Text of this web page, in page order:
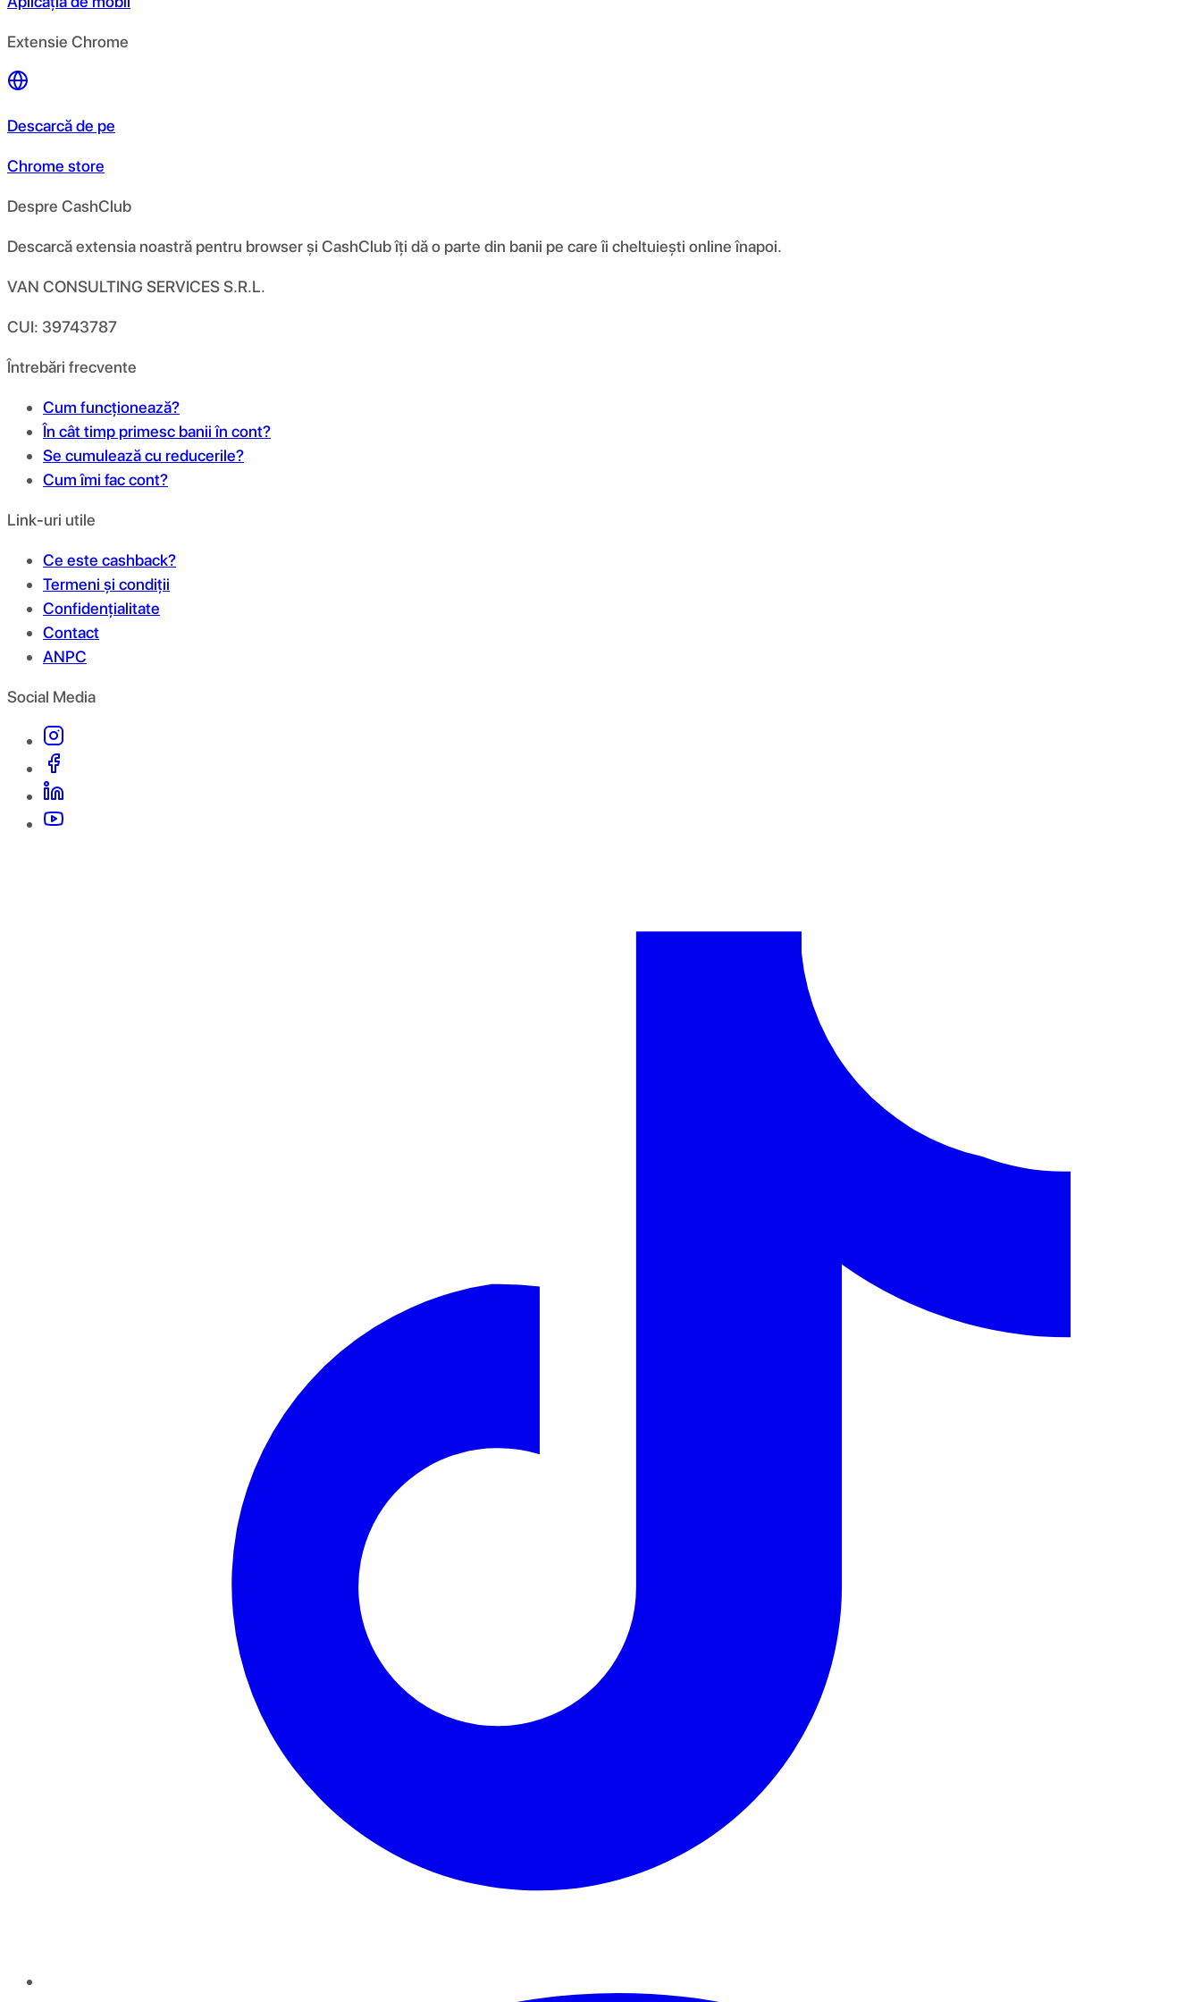
Extensie Chrome
Descarcă de pe
Chrome store
Despre CashClub
Descarcă extensia noastră pentru browser și CashClub îți dă o parte din banii pe care îi cheltuiești online înapoi.
VAN CONSULTING SERVICES S.R.L.
CUI: 39743787
Întrebări frecvente
Cum funcționează?
În cât timp primesc banii în cont?
Se cumulează cu reducerile?
Cum îmi fac cont?
Link-uri utile
Ce este cashback?
Termeni și condiții
Confidențialitate
Contact
ANPC
Social Media